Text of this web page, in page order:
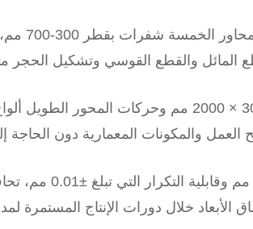
تدعم وحدة المنشار
تدعم منصة بأبعاد 3000 × 2000 مم وحركات المحور
بفضل دقة تحديد المواقع التي تبلغ ±0.02 مم